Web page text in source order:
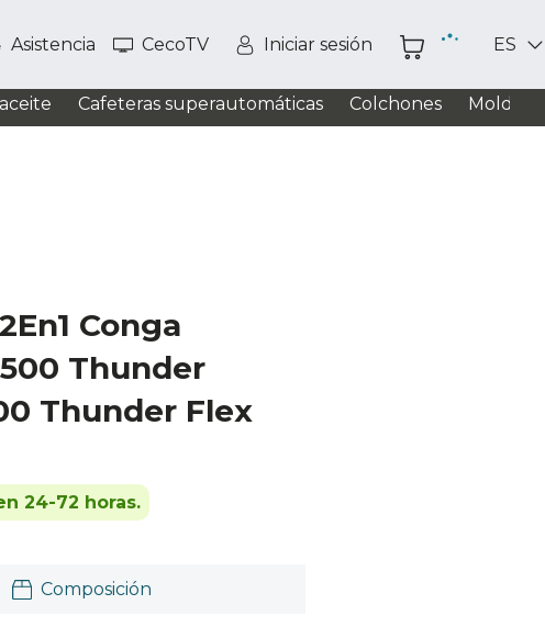
Asistencia CecoTV Iniciar sesión ES
Cafeteras superautomáticas Colchones
Conga
Thunder
Thunder Flex
24-72 horas.
Composición